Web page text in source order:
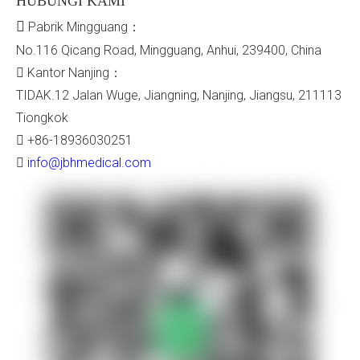
 Pabrik Mingguang：
No.116 Qicang Road, Mingguang, Anhui, 239400, China
 Kantor Nanjing：
TIDAK.12 Jalan Wuge, Jiangning, Nanjing, Jiangsu, 211113
Tiongkok
 +86-18936030251
 info@jbhmedical.com